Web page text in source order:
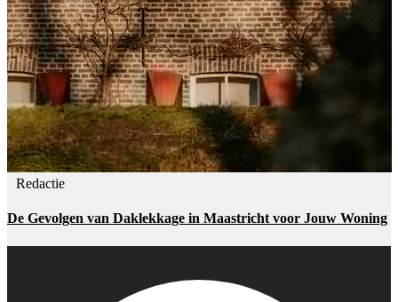
Redactie
De Gevolgen van Daklekkage in Maastricht voor Jouw Woning